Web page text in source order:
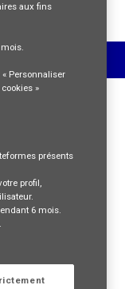
aux fins
mois.
Personnaliser
»
présents
profil,
6 mois.